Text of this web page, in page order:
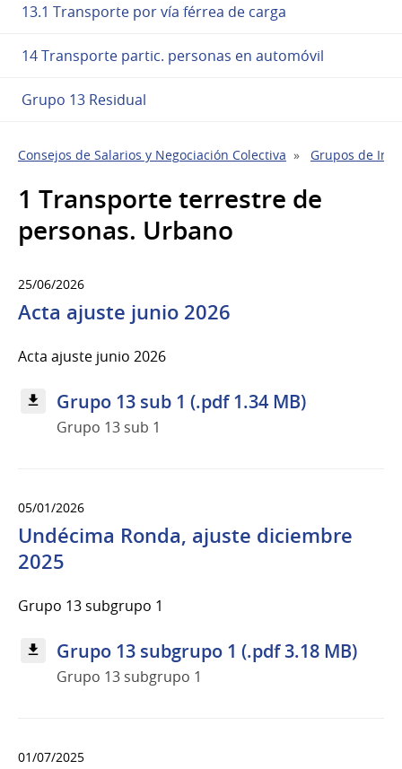
13.1 Transporte por vía férrea de carga
14 Transporte partic. personas en automóvil
Grupo 13 Residual
Consejos de Salarios y Negociación Colectiva Grupos de
1 Transporte terrestre de
personas. Urbano
25/06/2026
Acta ajuste junio 2026
Acta ajuste junio 2026
Grupo 13 sub 1 (.pdf 1.34 MB)
Grupo 13 sub 1
05/01/2026
Undécima Ronda, ajuste diciembre
2025
Grupo 13 subgrupo 1
Grupo 13 subgrupo 1 (.pdf 3.18 MB)
Grupo 13 subgrupo 1
01/07/2025